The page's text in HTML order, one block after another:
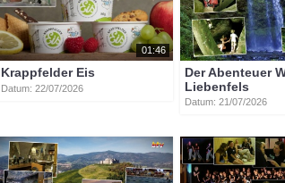
01:46
Krappfelder Eis
Datum: 22/07/2026
Der Abenteuer
Liebenfels
Datum: 21/07/2026